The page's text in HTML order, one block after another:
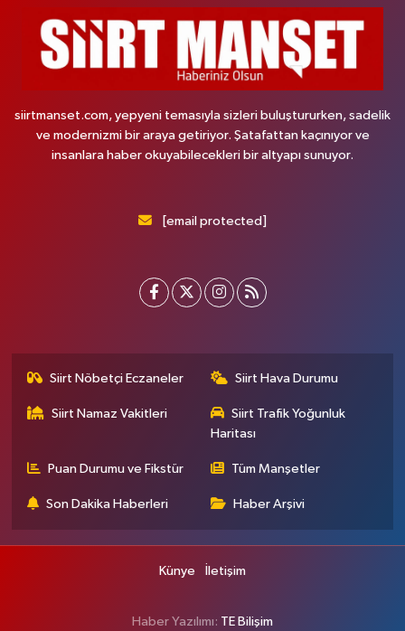
siirtmanset.com, yepyeni temasıyla sizleri buluştururken, sadelik
ve modernizmi bir araya getiriyor. Şatafattan kaçınıyor ve
insanlara haber okuyabilecekleri bir altyapı sunuyor.
[email protected]
Siirt Nöbetçi Eczaneler Siirt Hava Durumu
Siirt Namaz Vakitleri
Siirt Trafik Yoğunluk
Haritası
Puan Durumu ve Fikstür Tüm Manşetler
Son Dakika Haberleri Haber Arşivi
Künye İletişim
Haber Yazılımı: TE Bilişim